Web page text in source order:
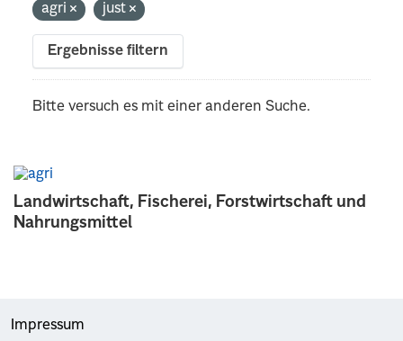
Landwirtschaft, Fischerei, Forstwirtschaft und
Nahrungsmittel
agri
just
Ergebnisse filtern
Bitte versuch es mit einer anderen Suche.
Impressum